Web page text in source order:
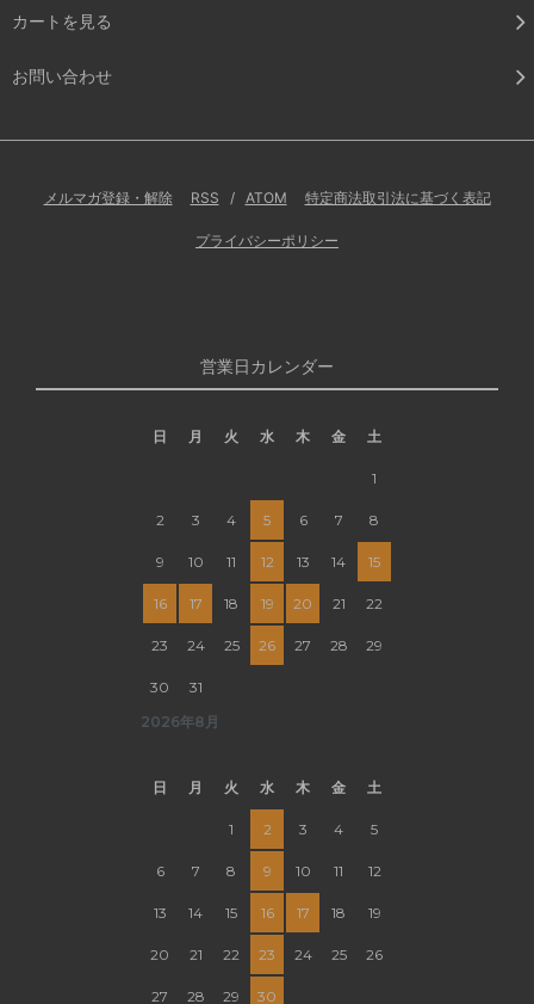
カートを見る
お問い合わせ
メルマガ登録・解除 RSS / ATOM 特定商法取引法に基づく表記
プライバシーポリシー
営業日カレンダー
2026年8月
日 月 火 水 木 金 土
1
2 3 4 5 6 7 8
9 10 11 12 13 14 15
16 17 18 19 20 21 22
23 24 25 26 27 28 29
30 31
日 月 火 水 木 金 土
1 2 3 4 5
6 7 8 9 10 11 12
13 14 15 16 17 18 19
20 21 22 23 24 25 26
27 28 29 30